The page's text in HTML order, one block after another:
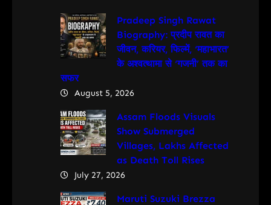
Pradeep Singh Rawat
Biography: प्रदीप रावत का
जीवन, करियर, फिल्में, ‘महाभारत’
के अश्वत्थामा से ‘गजनी’ तक का
सफर
August 5, 2026
Assam Floods Visuals
Show Submerged
Villages, Lakhs Affected
as Death Toll Rises
July 27, 2026
Maruti Suzuki Brezza